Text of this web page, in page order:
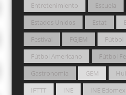
Entretenimiento
Escuela
Estados Unidos
Estat
Festival
FGJEM
Fútbol
Fútbol Americano
Fútbol
Gastronomía
GEM
IFTTT
INE INE Edomex